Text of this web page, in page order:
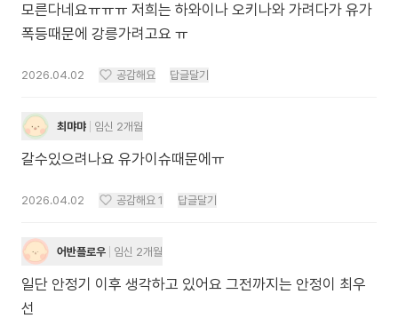
모른다네요ㅠㅠㅠ 저희는 하와이나 오키나와 가려다가 유가
폭등때문에 강릉가려고요 ㅠ
2026.04.02 공감해요 답글달기
최먀먀 임신 2개월
갈수있으려나요 유가이슈때문에ㅠ
2026.04.02 공감해요 1 답글달기
어반플로우 임신 2개월
일단 안정기 이후 생각하고 있어요 그전까지는 안정이 최우
선